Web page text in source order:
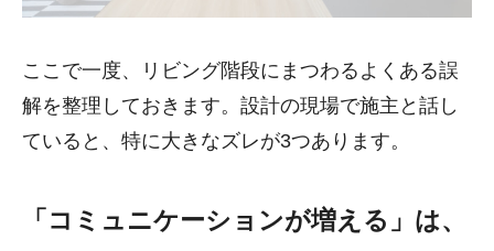
ここで一度、リビング階段にまつわるよくある誤
解を整理しておきます。設計の現場で施主と話し
ていると、特に大きなズレが3つあります。
「コミュニケーションが増える」は、